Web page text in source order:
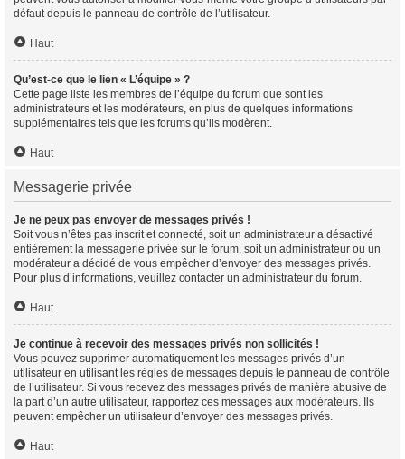
défaut depuis le panneau de contrôle de l’utilisateur.
Haut
Qu’est-ce que le lien « L’équipe » ?
Cette page liste les membres de l’équipe du forum que sont les
administrateurs et les modérateurs, en plus de quelques informations
supplémentaires tels que les forums qu’ils modèrent.
Haut
Messagerie privée
Je ne peux pas envoyer de messages privés !
Soit vous n’êtes pas inscrit et connecté, soit un administrateur a désactivé
entièrement la messagerie privée sur le forum, soit un administrateur ou un
modérateur a décidé de vous empêcher d’envoyer des messages privés.
Pour plus d’informations, veuillez contacter un administrateur du forum.
Haut
Je continue à recevoir des messages privés non sollicités !
Vous pouvez supprimer automatiquement les messages privés d’un
utilisateur en utilisant les règles de messages depuis le panneau de contrôle
de l’utilisateur. Si vous recevez des messages privés de manière abusive de
la part d’un autre utilisateur, rapportez ces messages aux modérateurs. Ils
peuvent empêcher un utilisateur d’envoyer des messages privés.
Haut